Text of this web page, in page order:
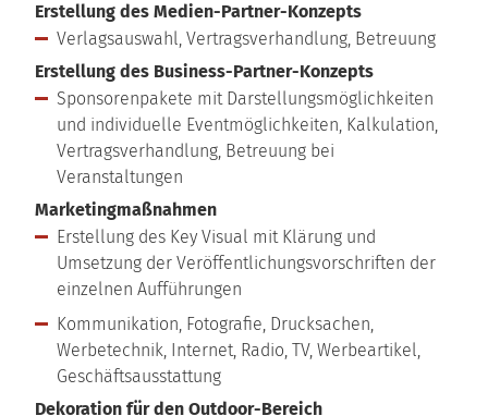
Erstellung des Medien-Partner-Konzepts
Verlagsauswahl, Vertragsverhandlung, Betreuung
Erstellung des Business-Partner-Konzepts
Sponsorenpakete mit Darstellungsmöglichkeiten
und individuelle Eventmöglichkeiten, Kalkulation,
Vertragsverhandlung, Betreuung bei
Veranstaltungen
Marketingmaßnahmen
Erstellung des Key Visual mit Klärung und
Umsetzung der Veröffentlichungsvorschriften der
einzelnen Aufführungen
Kommunikation, Fotografie, Drucksachen,
Werbetechnik, Internet, Radio, TV, Werbeartikel,
Geschäftsausstattung
Dekoration für den Outdoor-Bereich